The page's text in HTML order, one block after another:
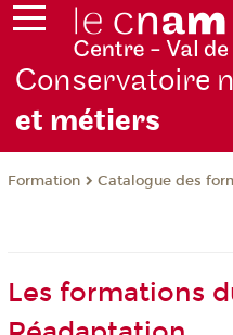
Conservatoire
et métiers
Formation Catalogue des
Les formations